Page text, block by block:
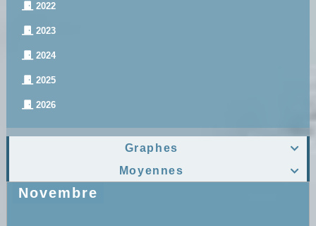
2022
2023
2024
2025
2026

Graphes

Moyennes
Novembre